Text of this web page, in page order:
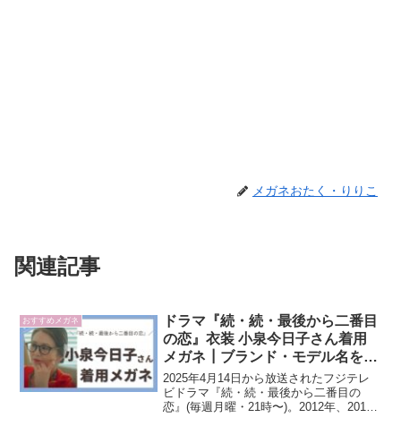
メガネおたく・りりこ
関連記事
おすすめメガネ
ドラマ『続・続・最後から二番目
の恋』衣装 小泉今日子さん着用
メガネ┃ブランド・モデル名を解
説
2025年4月14日から放送されたフジテレ
ビドラマ『続・続・最後から二番目の
恋』(毎週月曜・21時〜)。2012年、2014